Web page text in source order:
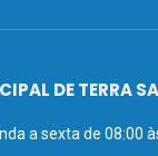
DE TERRA
a sexta de 08:00